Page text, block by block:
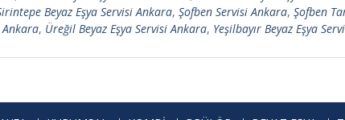
Beyaz Eşya Servisi Ankara, Şofben Servisi Ankara, Şofben
Ankara, Üreğil Beyaz Eşya Servisi Ankara, Yeşilbayır Beyaz Eşya